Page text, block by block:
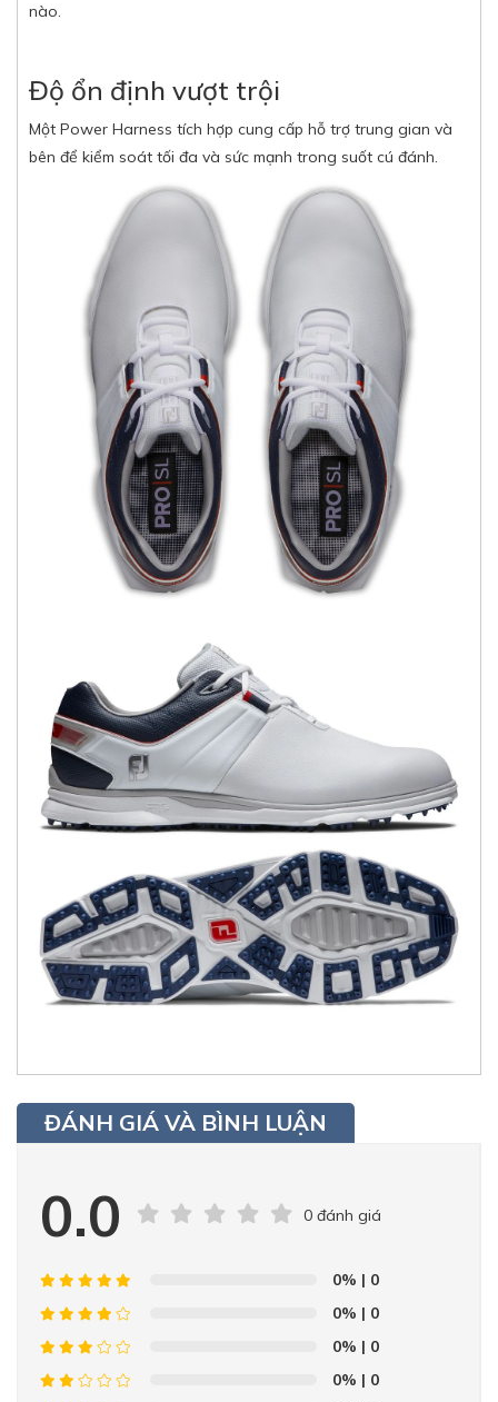
nào.
Độ ổn định vượt trội
Một Power Harness tích hợp cung cấp hỗ trợ trung gian và
bên để kiểm soát tối đa và sức mạnh trong suốt cú đánh.
ĐÁNH GIÁ VÀ BÌNH LUẬN
0.0 0 đánh giá
0% | 0
0% | 0
0% | 0
0% | 0